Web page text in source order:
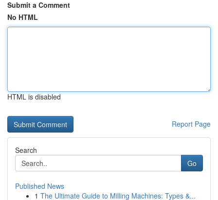
Submit a Comment
No HTML
HTML is disabled
Report Page
Search
Go
Published News
1 The Ultimate Guide to Milling Machines: Types &...